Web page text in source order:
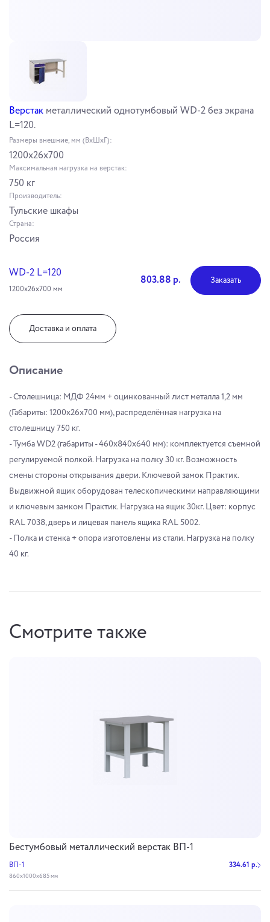
Верстак металлический однотумбовый WD-2 без экрана
L=120.
Размеры внешние, мм (ВхШхГ):
1200x26x700
Максимальная нагрузка на верстак:
750 кг
Производитель:
Тульские шкафы
Страна:
Россия
WD-2 L=120
1200x26х700 мм
803.88 р. Заказать
Доставка и оплата
Описание
- Столешница: МДФ 24мм + оцинкованный лист металла 1,2 мм
(Габариты: 1200x26х700 мм), распределённая нагрузка на
столешницу 750 кг.
- Тумба WD2 (габариты - 460х840х640 мм): комплектуется съемной
регулируемой полкой. Нагрузка на полку 30 кг. Возможность
смены стороны открывания двери. Ключевой замок Практик.
Выдвижной ящик оборудован телескопическими направляющими
и ключевым замком Практик. Нагрузка на ящик 30кг. Цвет: корпус
RAL 7038, дверь и лицевая панель ящика RAL 5002.
- Полка и стенка + опора изготовлены из стали. Нагрузка на полку
40 кг.
Смотрите также
Бестумбовый металлический верстак ВП-1
ВП-1 334.61 р.
860х1000х685 мм